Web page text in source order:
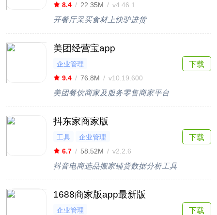
8.4 / 22.35M / v4.46.1
开餐厅采买食材上快驴进货
美团经营宝app
企业管理
9.4 / 76.8M / v10.19.600
美团餐饮商家及服务零售商家平台
下载
抖东家商家版
工具
企业管理
6.7 / 58.52M / v2.2.6
抖音电商选品搬家铺货数据分析工具
下载
1688商家版app最新版
企业管理
下载